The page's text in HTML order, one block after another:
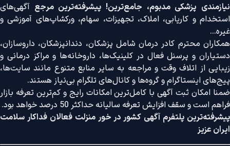
نیازمندی پزشکی مدبوم، جامع‌ترین! پیشرفته‌ترین مرجع آگهی‌های
استخدام و کاریابی، املاک، تجهیزات، سهام، ورکشاپ‌های آموزشی و
غیره...
همکاران محترم کادر درمان شامل پزشکان، دندانپزشکان، داروسازان،
دستیاران و پرسنل فعال در کلینیک‌ها، داروخانه‌ها و مراکز درمانی و
زیبایی از اتلاف وقت و مراجعه به سایر منابع متنوع مانند سایت‌ها،
پیج‌های اینستاگرام و گروه‌ها و کانال‌های تلگرام بی‌نیاز هستند.
ضمنا امکان ثبت آگهی با کامل‌ترین امکانات رایج و کم‌ترین تعرفه بازار
فراهم است و سقف افزایش تعرفه سالیانه حداکثر 50 درصد خواهد بود.
پیشرفته‌ترین پلتفرم آگهی کشور در خور منزلت فعالان فداکار سلامت
ایران عزیز